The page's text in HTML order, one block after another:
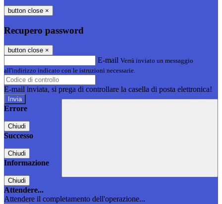
button close ×
Recupero password
button close ×
E-mail Verrà inviato un messaggio
all'indirizzo indicato con le istruzioni necessarie.
E-mail inviata, si prega di controllare la casella di posta elettronica!
Errore
Chiudi
Successo
Chiudi
Informazione
Chiudi
Attendere...
Attendere il completamento dell'operazione...